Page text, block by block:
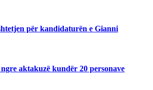
për kandidaturën e Gianni
aktakuzë kundër 20 personave